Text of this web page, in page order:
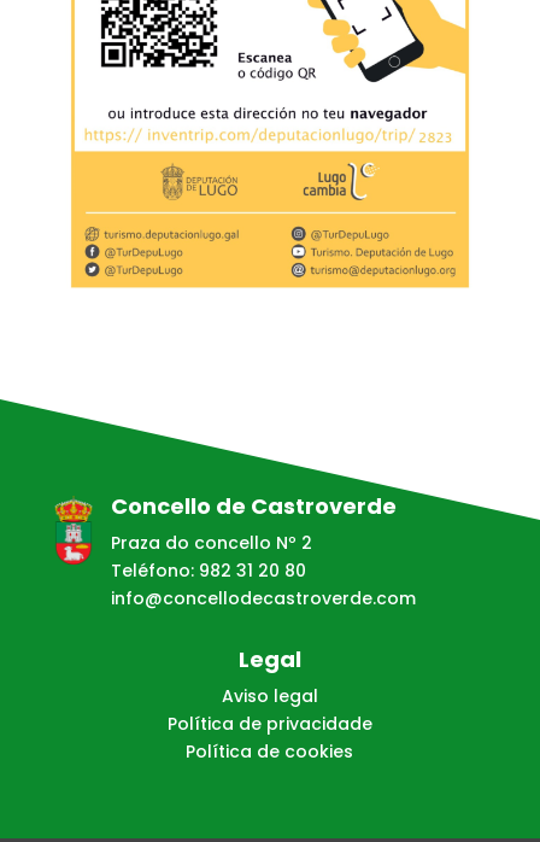
Concello de Castroverde
Praza do concello Nº 2
Teléfono: 982 31 20 80
info@concellodecastroverde.com
Legal
Aviso legal
Política de privacidade
Política de cookies